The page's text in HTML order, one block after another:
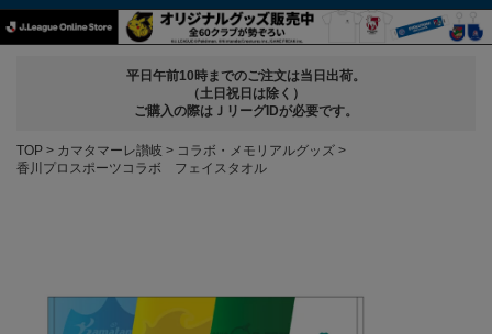
平日午前10時までのご注文は当日出荷。
（土日祝日は除く）
ご購入の際はＪリーグIDが必要です。
TOP カマタマーレ讃岐
コラボ・メモリアルグッズ
香川プロスポーツコラボ フェイスタオル